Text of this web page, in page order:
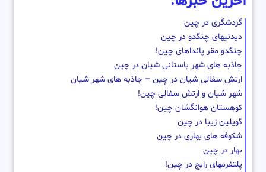
گردشگری در چین
دیدنیهای چنگدو در چین
چنگدو مقر پانداهای چین!
جاذبه های شهر باستانی شیان در چین
ارتش سفالی شیان در چین – جاذبه های شهر شیان
شهر شیان و ارتش سفالی چین!
کوهستان هوانگشان چین!
گویلین زیبا در چین
شکوفه های بهاری در چین
بهار در چین
پلتفرمهای رایج در چین!